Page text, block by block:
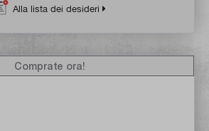
Alla lista dei desideri
Comprate ora!